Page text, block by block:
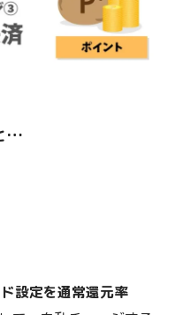
…
設定を通常還元率